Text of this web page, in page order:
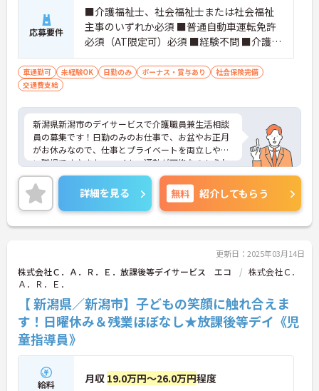
応募要件
■介護福祉士、社会福祉士または社会福祉
主事のいずれか必須 ■普通自動車運転免許
必須（AT限定可）必須 ■経験不問 ■介護施
設等での介護業務経験あれば尚可
車通勤可 未経験OK 日勤のみ ボーナス・賞与あり
社会保険完備
交通費支給
新潟県新潟市のデイサービスで介護職員兼生活相談
員の募集です！日勤のみのお仕事で、お盆やお正月
がお休みなので、仕事とプライベートを両立しやす
い職場です♪また、マイカー通勤が可能なのもうれ
しいポイント◎ご興味のある方は、面接ポイントを
お伝えしますので、お気軽にご連絡ください。
詳細を見る 無料 紹介してもらう
更新日：2025年03月14日
株式会社Ｃ．Ａ．Ｒ．Ｅ．放課後等デイサービス エコ
株式会社Ｃ．
Ａ．Ｒ．Ｅ．
【 新潟県／新潟市】子どもの笑顔に触れ合えま
す！日曜休み＆残業ほぼなし★放課後等デイ《児
童指導員》
給料 月収 19.0万円～26.0万円程度